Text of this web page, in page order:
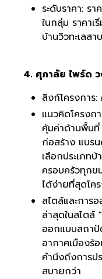
ระดับราคา: ร
ในกลุ่ม ราคาเ
บ้านวิวทะเลสา
4. ศุภาลัย ไพร์ด
ลิงก์โครงการ:
แนวคิดโครง
คุ้มค่าด้านพื้นที่
ก่อสร้าง แบร
เลือกประเภท
ครอบครัวทุกข
ได้ง่ายที่สุดโค
สไตล์และการ
ล่าสุดในสไตล์
ออกแบบสถา
อากาศเมืองร้
คำนึงถึงการป
สบายกว่า